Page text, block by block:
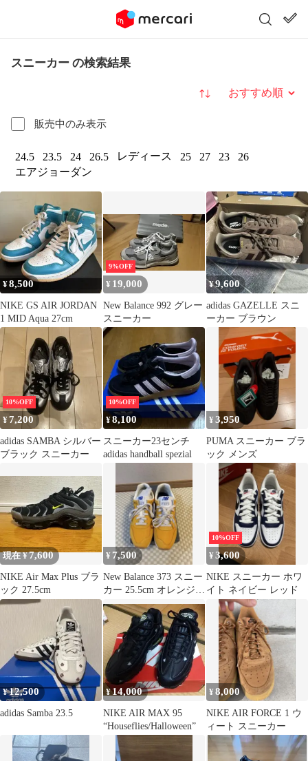
スニーカー の検索結果
販売中のみ表示
並び替え
24.5 23.5 24 26.5 レディース 25 27 23
26
エアジョーダン
¥8,500
NIKE GS AIR JORDAN
1 MID Aqua 27cm
9%OFF
¥ 19,000
New Balance 992 グレー
スニーカー
¥9,600
adidas GAZELLE スニ
ーカー ブラウン
10%OFF
¥7,200
adidas SAMBA シルバー
ブラック スニーカー
10%OFF
¥8,100
スニーカー23センチ
adidas handball spezial
¥3,950
PUMA スニーカー ブラ
ック メンズ
現在 ¥7,600
NIKE Air Max Plus ブラ
ック 27.5cm
¥ 7,500
New Balance 373 スニー
カー 25.5cm オレンジイ
エロー
10%OFF
¥3,600
NIKE スニーカー ホワ
イト ネイビー レッド
¥12,500
adidas Samba 23.5
¥14,000
NIKE AIR MAX 95
“Houseflies/Halloween”
¥8,000
NIKE AIR FORCE 1 ウ
ィート スニーカー